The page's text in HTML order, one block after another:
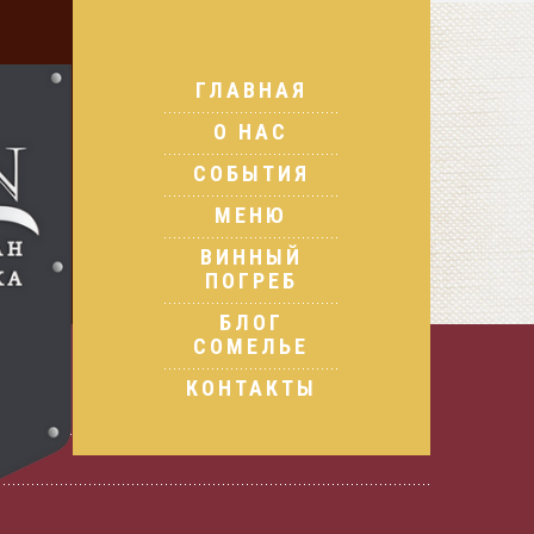
ГЛАВНАЯ
О НАС
СОБЫТИЯ
МЕНЮ
ВИННЫЙ
ПОГРЕБ
БЛОГ
СОМЕЛЬЕ
КОНТАКТЫ